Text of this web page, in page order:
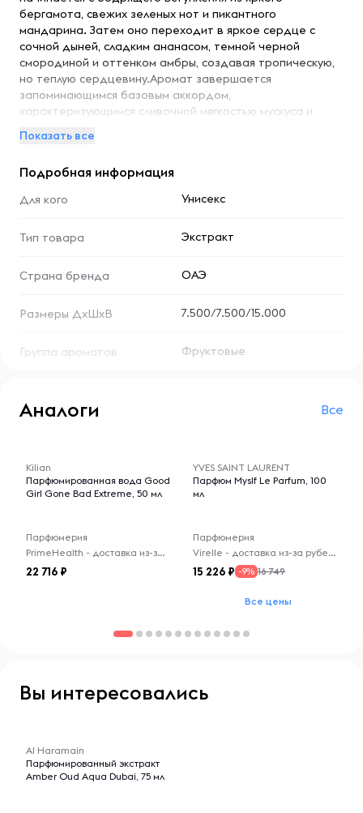
бергамота, свежих зеленых нот и пикантного
мандарина. Затем оно переходит в яркое сердце с
сочной дыней, сладким ананасом, темной черной
смородиной и оттенком амбры, создавая тропическую,
но теплую сердцевину.Аромат завершается
запоминающимся базовым аккордом,
характеризующимся сливочной мягкостью мускуса и
элементами гальбанума и петитгрейна. Созданное
предлагает чарующий и изысканный аромат, идеально
подходящий для оставления неизгладимого впечатления
в любой ситуации.
Показать все
Подробная информация
Для кого Унисекс
Тип товара Экстракт
Страна бренда ОАЭ
Размеры ДхШхВ 7.500/7.500/15.000
Группа ароматов Фруктовые
Аналоги Все
Kilian
Парфюмированная вода Good
Girl Gone Bad Extreme, 50 мл
Парфюмерия
PrimeHealth - доставка из-за рубежа
22 716
YVES SAINT LAURENT
Парфюм Myslf Le Parfum, 100
мл
Парфюмерия
Virelle - доставка из-за рубежа
15 226 -9% 16 749
Все цены
Вы интересовались
Al Haramain
Парфюмированный экстракт
Amber Oud Aqua Dubai, 75 мл